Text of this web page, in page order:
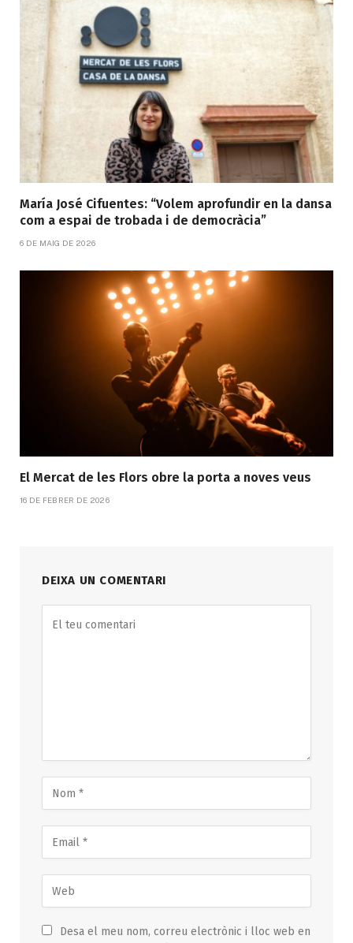
María José Cifuentes: “Volem aprofundir en la dansa
com a espai de trobada i de democràcia”
6 DE MAIG DE 2026
El Mercat de les Flors obre la porta a noves veus
16 DE FEBRER DE 2026
DEIXA UN COMENTARI
Desa el meu nom, correu electrònic i lloc web en